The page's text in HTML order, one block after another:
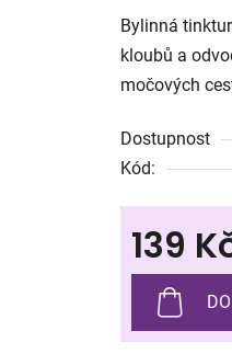
je
0,0
z
hvězdiček.
Bylinná
kloubů a
močových
Dostupnost
Kód:
139
Měrná cena: